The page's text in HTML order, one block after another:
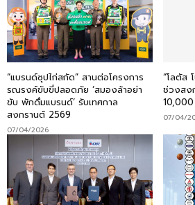
“แบรนด์ซุปไก่สกัด” สานต่อโครงการ
รณรงค์ขับขี่ปลอดภัย ‘สมองล้าอย่า
ขับ พักดื่มแบรนด์’ รับเทศกาล
สงกรานต์ 2569
07/04/2026
“โลตัส
ช่วงสง
07/04/